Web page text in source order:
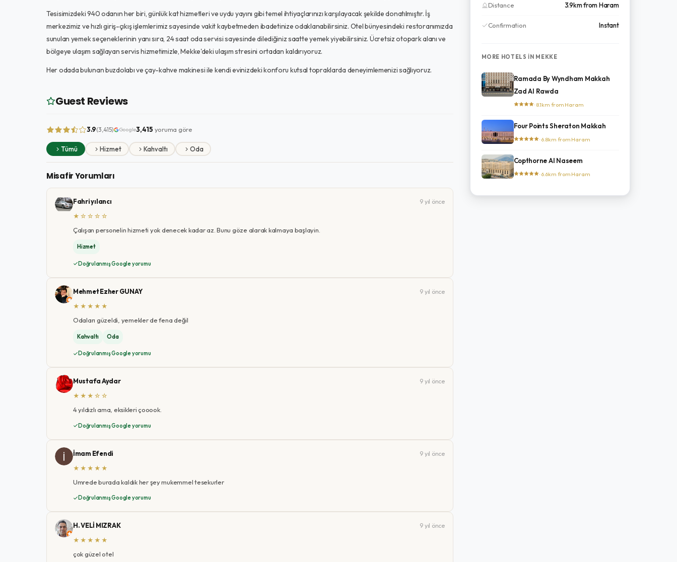
Tesisimizdeki 940 odanın her biri, günlük kat hizmetleri ve uydu yayını gibi temel ihtiyaçlarınızı karşılayacak şekilde donatılmıştır. İş
merkezimiz ve hızlı giriş-çıkış işlemlerimiz sayesinde vakit kaybetmeden ibadetinize odaklanabilirsiniz. Otel bünyesindeki restoranımızda
sunulan yemek seçeneklerinin yanı sıra, 24 saat oda servisi sayesinde dilediğiniz saatte yemek yiyebilirsiniz. Ücretsiz otopark alanı ve
bölgeye ulaşım sağlayan servis hizmetimizle, Mekke'deki ulaşım stresini ortadan kaldırıyoruz.
Her odada bulunan buzdolabı ve çay-kahve makinesi ile kendi evinizdeki konforu kutsal topraklarda deneyimlemenizi sağlıyoruz.
Guest Reviews
3.9(3,415) Google3,415 yoruma göre
Tümü Hizmet Kahvaltı Oda
Misafir Yorumları
Fahri yılancı
9 yıl önce
★☆☆☆☆
Çalışan personelin hizmeti yok denecek kadar az. Bunu göze alarak kalmaya başlayin.
Hizmet
Doğrulanmış Google yorumu
Mehmet Ezher GUNAY
9 yıl önce
★★★★★
Odaları güzeldi, yemekler de fena değil
Kahvaltı Oda
Doğrulanmış Google yorumu
Mustafa Aydar
9 yıl önce
★★★☆☆
4 yıldızlı ama, eksikleri çooook.
Doğrulanmış Google yorumu
İmam Efendi
9 yıl önce
★★★★★
Umrede burada kaldık her şey mukemmel tesekurler
Doğrulanmış Google yorumu
H. VELİ MIZRAK
9 yıl önce
★★★★★
çok güzel otel
Distance 3.9km from Haram
Confirmation Instant
MORE HOTELS IN MEKKE
Ramada By Wyndham Makkah
Zad Al Rawda
· 8.1km from Haram
Four Points Sheraton Makkah
· 6.8km from Haram
Copthorne Al Naseem
· 6.6km from Haram